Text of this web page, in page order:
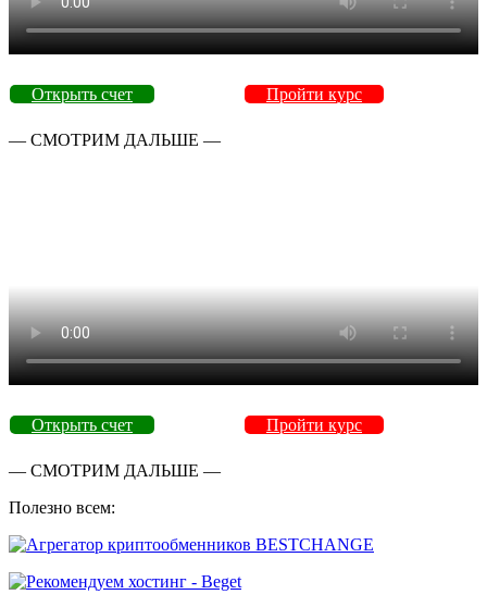
Открыть счет Пройти курс
— СМОТРИМ ДАЛЬШЕ —
Открыть счет Пройти курс
— СМОТРИМ ДАЛЬШЕ —
Полезно всем: